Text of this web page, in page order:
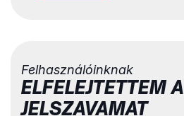
Felhasználóinknak
ELFELEJTETTEM A
JELSZAVAMAT